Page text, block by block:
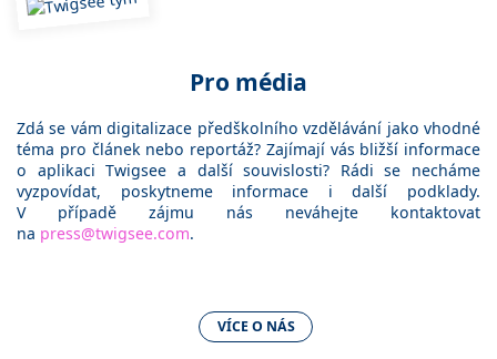
Pro média
Zdá se vám digitalizace předškolního vzdělávání jako vhodné
téma pro článek nebo reportáž? Zajímají vás bližší informace
o aplikaci Twigsee a další souvislosti? Rádi se necháme
vyzpovídat, poskytneme informace i další podklady.
V případě zájmu nás neváhejte kontaktovat
na press@twigsee.com.
VÍCE O NÁS